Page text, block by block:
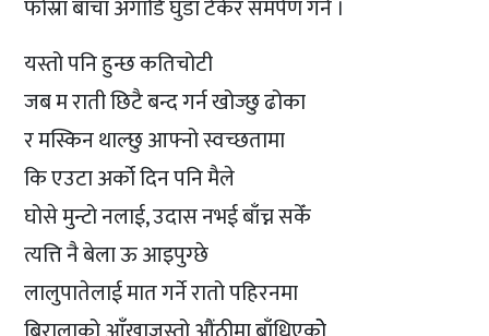
फोस्रा बाचा अगाडि घुँडा टेकेर समर्पण गर्न ।
यस्तो पनि हुन्छ कतिचोटी
जब म राती छिटै बन्द गर्न खोज्छु ढोका
र मस्किन थाल्छु आफ्नो स्वच्छतामा
कि एउटा अर्को दिन पनि मैले
घोसे मुन्टो नलाई, उदास नभई बाँच्न सकेँ
त्यत्ति नै बेला ऊ आइपुग्छे
लालुपातेलाई मात गर्ने रातो पहिरनमा